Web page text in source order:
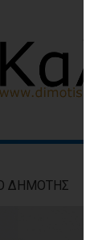
ΔΗΜΟΤΗΣ